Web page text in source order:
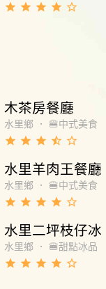
grade grade grade grade star_border
木茶房餐廳
水里鄉 ． 🍔中式美食
grade grade grade star_half star_border
水里羊肉王餐廳
水里鄉 ． 🍔中式美食
grade grade grade grade star_border
水里二坪枝仔冰
水里鄉 ． 🍔甜點冰品
grade grade grade grade star_border